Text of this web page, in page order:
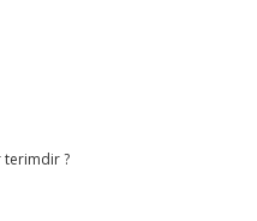
terimdir ?